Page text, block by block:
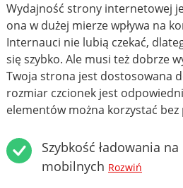
Wydajność strony internetowej
ona w dużej mierze wpływa na
Internauci nie lubią czekać,
się szybko. Ale musi też dobrze
Twoja strona jest dostosowana
rozmiar czcionek jest
elementów można korzystać bez
Szybkość ładowania
mobilnych Rozwiń